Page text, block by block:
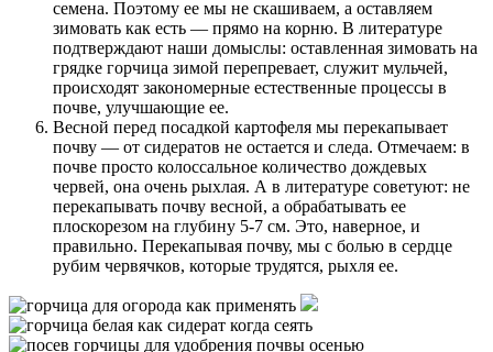
семена. Поэтому ее мы не скашиваем, а оставляем
зимовать как есть — прямо на корню. В литературе
подтверждают наши домыслы: оставленная зимовать на
грядке горчица зимой перепревает, служит мульчей,
происходят закономерные естественные процессы в
почве, улучшающие ее.
Весной перед посадкой картофеля мы перекапывает
почву — от сидератов не остается и следа. Отмечаем: в
почве просто колоссальное количество дождевых
червей, она очень рыхлая. А в литературе советуют: не
перекапывать почву весной, а обрабатывать ее
плоскорезом на глубину 5-7 см. Это, наверное, и
правильно. Перекапывая почву, мы с болью в сердце
рубим червячков, которые трудятся, рыхля ее.